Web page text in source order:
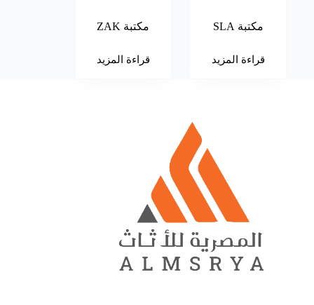
مكتبة SLA
قراءة المزيد
مكتبة ZAK
قراءة المزيد